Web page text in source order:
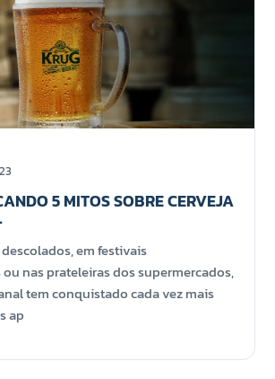
5 MITOS SOBRE CERVEJA
em festivais
nas prateleiras dos supermercados,
tem conquistado cada vez mais
ap